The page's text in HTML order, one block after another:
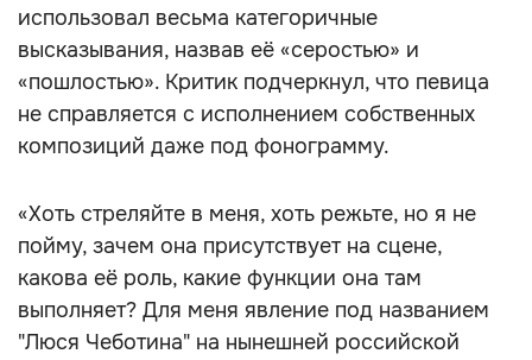
использовал весьма категоричные
высказывания, назвав её «серостью» и
«пошлостью». Критик подчеркнул, что певица
не справляется с исполнением собственных
композиций даже под фонограмму.
«Хоть стреляйте в меня, хоть режьте, но я не
пойму, зачем она присутствует на сцене,
какова её роль, какие функции она там
выполняет? Для меня явление под названием
"Люся Чеботина" на нынешней российской